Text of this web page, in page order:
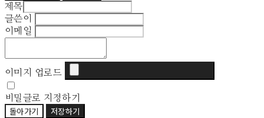
제목
글쓴이
이메일
이미지 업로드
비밀글로 지정하기
돌아가기 저장하기